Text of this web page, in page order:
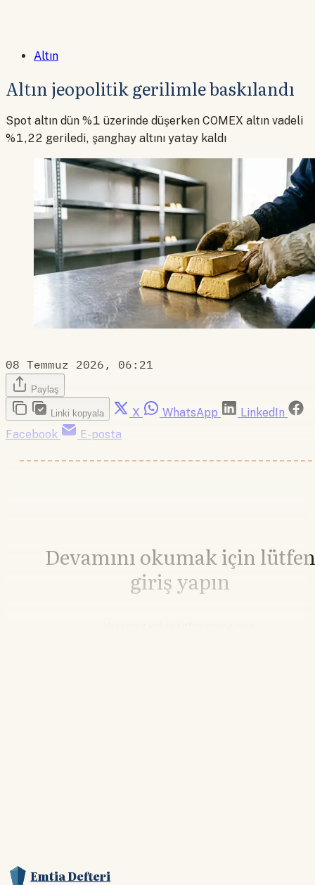
Altın
Altın jeopolitik gerilimle baskılandı
Spot altın dün %1 üzerinde düşerken COMEX altın vadeli
%1,22 geriledi, şanghay altını yatay kaldı
08 Temmuz 2026, 06:21
Paylaş
Linki kopyala X WhatsApp
LinkedIn
Facebook
E-posta
Devamını okumak için lütfen
giriş yapın
Emtia Defteri